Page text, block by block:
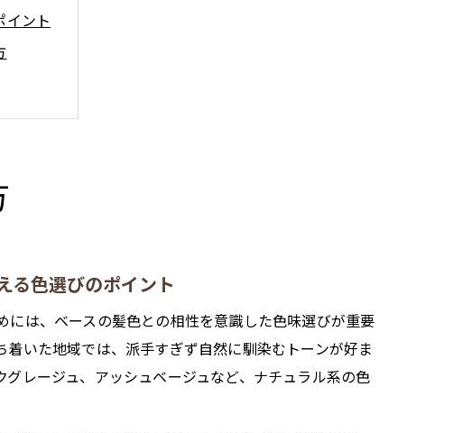
イント
準
法
る色選びのポイント
には、ベースの髪色との相性を意識した色味選びが重要
着いた地域では、派手すぎず自然に馴染むトーンが好ま
レージュ、アッシュベージュなど、ナチュラル系の色